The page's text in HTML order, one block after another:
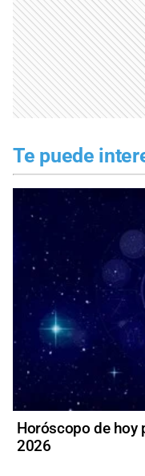
Te puede
Horóscopo de hoy
2026